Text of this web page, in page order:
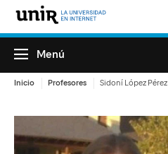
Menú
Inicio Profesores Sidoní López Pérez